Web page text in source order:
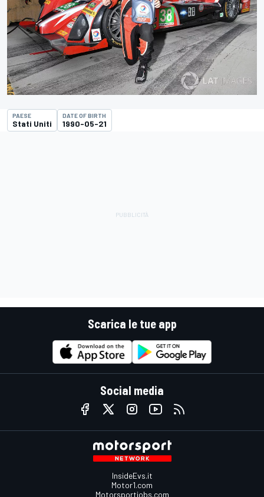
PAESE
Stati Uniti
DATE OF BIRTH
1990-05-21
Scarica le tue app
Social media
InsideEvs.it
Motor1.com
Motorsportjobs.com